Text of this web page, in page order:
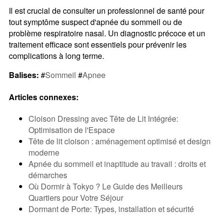
Il est crucial de consulter un professionnel de santé pour
tout symptôme suspect d'apnée du sommeil ou de
problème respiratoire nasal. Un diagnostic précoce et un
traitement efficace sont essentiels pour prévenir les
complications à long terme.
Balises: #Sommeil #Apnee
Articles connexes:
Cloison Dressing avec Tête de Lit Intégrée:
Optimisation de l'Espace
Tête de lit cloison : aménagement optimisé et design
moderne
Apnée du sommeil et inaptitude au travail : droits et
démarches
Où Dormir à Tokyo ? Le Guide des Meilleurs
Quartiers pour Votre Séjour
Dormant de Porte: Types, installation et sécurité